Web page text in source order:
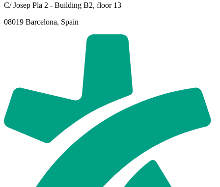
C/ Josep Pla 2 - Building B2, floor 13
08019 Barcelona, Spain